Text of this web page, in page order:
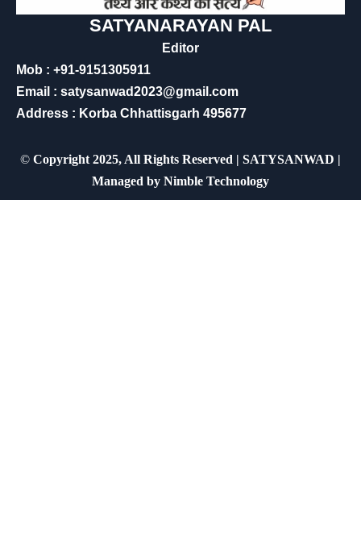
SATYANARAYAN PAL
Editor
Mob : +91-9151305911
Email : satysanwad2023@gmail.com
Address : Korba Chhattisgarh 495677
© Copyright 2025, All Rights Reserved | SATYSANWAD |
Managed by Nimble Technology